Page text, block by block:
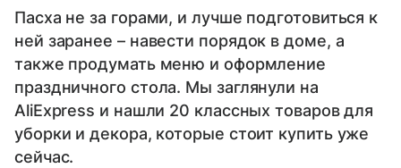
Пасха не за горами, и лучше подготовиться к
ней заранее – навести порядок в доме, а
также продумать меню и оформление
праздничного стола. Мы заглянули на
AliExpress и нашли 20 классных товаров для
уборки и декора, которые стоит купить уже
сейчас.